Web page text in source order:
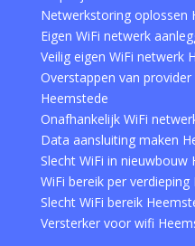
Netwerkstoring oplossen
Eigen WiFi netwerk
Veilig eigen WiFi netwerk
Overstappen van
Heemstede
Onafhankelijk WiFi
Data aansluiting maken
Slecht WiFi in nieuwbouw
WiFi bereik per verdieping
Slecht WiFi bereik
Versterker voor wifi